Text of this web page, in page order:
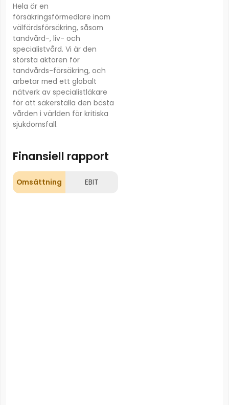
Hela är en
försäkringsförmedlare inom
välfärdsförsäkring, såsom
tandvård-, liv- och
specialistvård. Vi är den
största aktören för
tandvårds-försäkring, och
arbetar med ett globalt
nätverk av specialistläkare
för att säkerställa den bästa
vården i världen för kritiska
sjukdomsfall.
Finansiell rapport
Omsättning EBIT